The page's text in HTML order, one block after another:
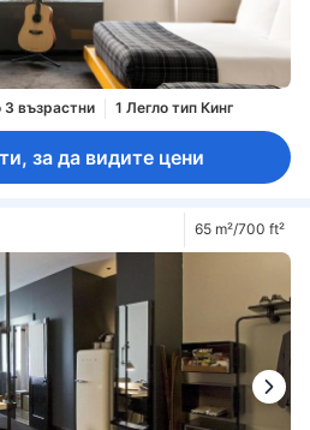
възрастни 1 Легло тип Кинг
за да видите цени
65 m²/700 ft²